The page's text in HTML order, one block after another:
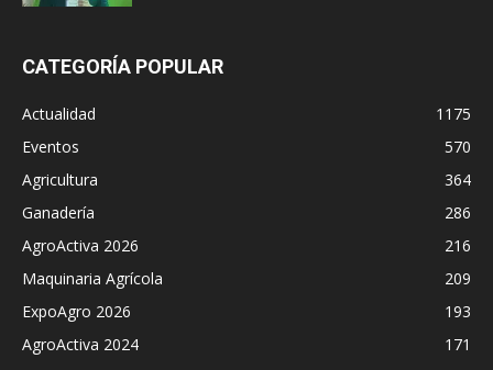
CATEGORÍA POPULAR
Actualidad
1175
Eventos
570
Agricultura
364
Ganadería
286
AgroActiva 2026
216
Maquinaria Agrícola
209
ExpoAgro 2026
193
AgroActiva 2024
171